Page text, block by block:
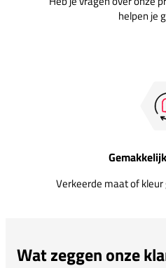
helpen je
Verkeerde maat of
Wat zeggen onze